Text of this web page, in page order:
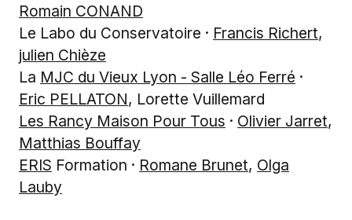
Romain CONAND
Le Labo du Conservatoire · Francis Richert,
julien Chièze
La MJC du Vieux Lyon - Salle Léo Ferré ·
Eric PELLATON, Lorette Vuillemard
Les Rancy Maison Pour Tous · Olivier Jarret,
Matthias Bouffay
ERIS Formation · Romane Brunet, Olga
Lauby